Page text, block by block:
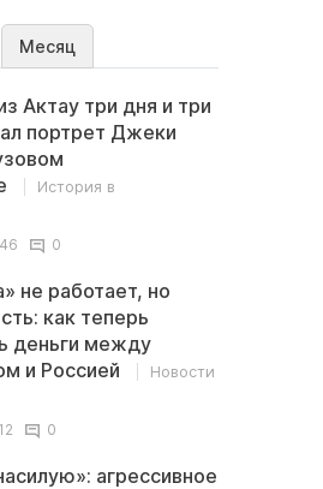
Месяц
Актау три дня и три
портрет Джеки
История в
0
не работает, но
как теперь
деньги между
и Россией
Новости
0
агрессивное